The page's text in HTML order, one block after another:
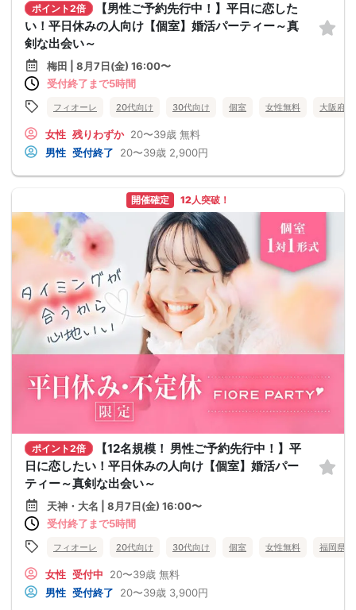
ポイント2倍
【男性ご予約先行中！】平日に恋した
い！平日休みの人向け【個室】婚活パーティー～真
剣な出会い～
梅田 | 8月7日(金) 16:00〜
受付終了まで5時間
フィオーレ 20代向け 30代向け 個室 女性無料 大阪府
女性 残りわずか 20〜39歳 無料
男性 受付終了 20〜39歳 2,900円
開催確定 12人突破！
ポイント2倍
【12名規模！ 男性ご予約先行中！】平
日に恋したい！平日休みの人向け【個室】婚活パー
ティー～真剣な出会い～
天神・大名 | 8月7日(金) 16:00〜
受付終了まで5時間
フィオーレ 20代向け 30代向け 個室 女性無料 福岡県
女性 受付中 20〜39歳 無料
男性 受付終了 20〜39歳 3,900円